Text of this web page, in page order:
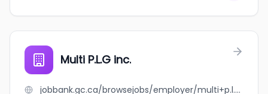
Multi P.L.G inc.
jobbank.gc.ca/browsejobs/employer/multi+p.l.g+inc./ca